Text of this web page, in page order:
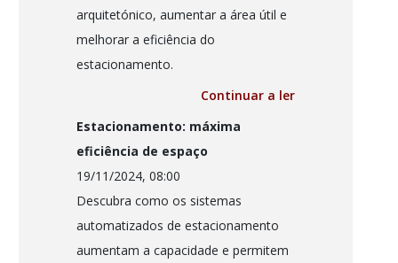
arquitetónico, aumentar a área útil e
melhorar a eficiência do
estacionamento.
Continuar a ler
Estacionamento: máxima
eficiência de espaço
19/11/2024, 08:00
Descubra como os sistemas
automatizados de estacionamento
aumentam a capacidade e permitem